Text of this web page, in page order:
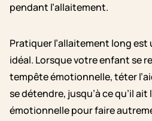
pendant l’allaitement.
Pratiquer l’allaitement long
idéal. Lorsque votre enfant se
tempête émotionnelle, téter
se détendre, jusqu’à ce qu’il
émotionnelle pour faire